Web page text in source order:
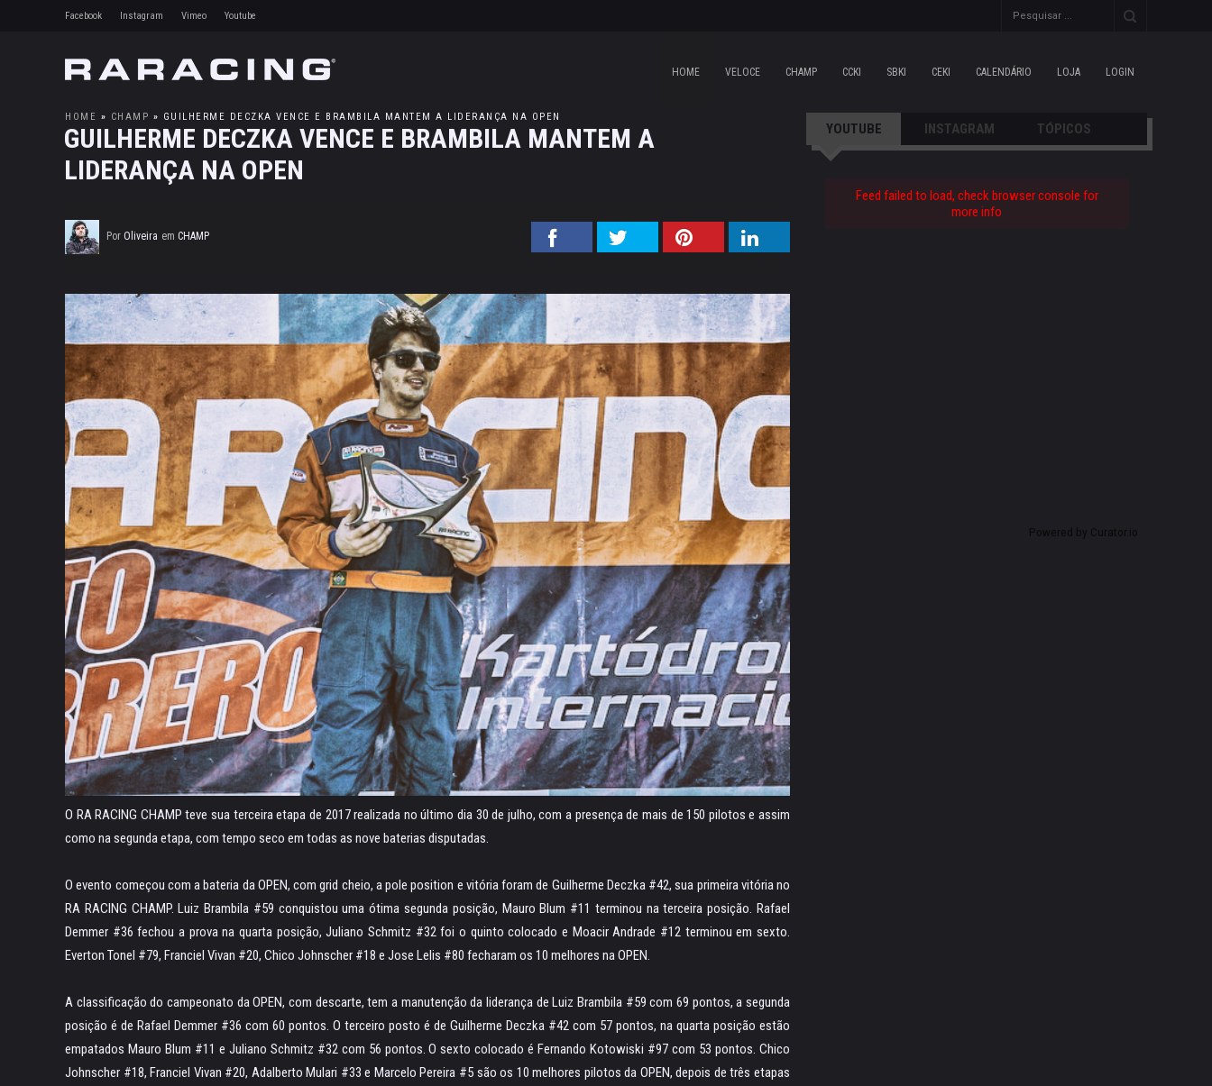
Facebook Instagram Vimeo Youtube
HOME VELOCE CHAMP CCKI SBKI CEKI CALENDÁRIO LOJA LOGIN
HOME » CHAMP » GUILHERME DECZKA VENCE E BRAMBILA MANTEM A LIDERANÇA NA OPEN
GUILHERME DECZKA VENCE E BRAMBILA MANTEM A
LIDERANÇA NA OPEN
Por Oliveira em CHAMP
O RA RACING CHAMP teve sua terceira etapa de 2017 realizada no último dia 30 de julho, com a presença de mais de 150 pilotos e assim
como na segunda etapa, com tempo seco em todas as nove baterias disputadas.
O evento começou com a bateria da OPEN, com grid cheio, a pole position e vitória foram de Guilherme Deczka #42, sua primeira vitória no
RA RACING CHAMP. Luiz Brambila #59 conquistou uma ótima segunda posição, Mauro Blum #11 terminou na terceira posição. Rafael
Demmer #36 fechou a prova na quarta posição, Juliano Schmitz #32 foi o quinto colocado e Moacir Andrade #12 terminou em sexto.
Everton Tonel #79, Franciel Vivan #20, Chico Johnscher #18 e Jose Lelis #80 fecharam os 10 melhores na OPEN.
A classificação do campeonato da OPEN, com descarte, tem a manutenção da liderança de Luiz Brambila #59 com 69 pontos, a segunda
posição é de Rafael Demmer #36 com 60 pontos. O terceiro posto é de Guilherme Deczka #42 com 57 pontos, na quarta posição estão
empatados Mauro Blum #11 e Juliano Schmitz #32 com 56 pontos. O sexto colocado é Fernando Kotowiski #97 com 53 pontos. Chico
Johnscher #18, Franciel Vivan #20, Adalberto Mulari #33 e Marcelo Pereira #5 são os 10 melhores pilotos da OPEN, depois de três etapas
YOUTUBE INSTAGRAM TÓPICOS
Feed failed to load, check browser console for
more info
Powered by Curator.io